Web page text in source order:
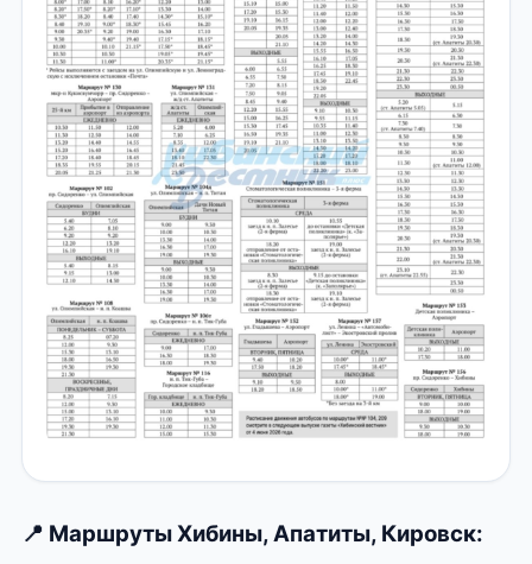
📍 Маршруты Хибины, Апатиты, Кировск: